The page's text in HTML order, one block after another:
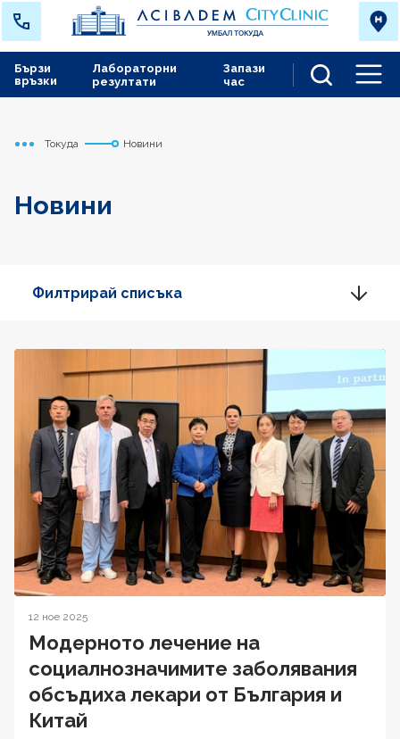
Лабораторни
резултати
Запази
час
Бързи
връзки
Начало
Токуда Новини
Новини
Филтрирай списъка
12 ное 2025
Модерното лечение на
социалнозначимите заболявания
обсъдиха лекари от България и
Китай